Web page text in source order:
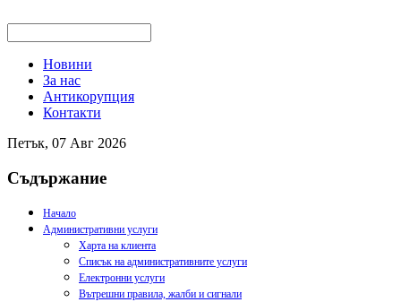
Новини
За нас
Антикорупция
Контакти
Петък, 07 Авг 2026
Съдържание
Начало
Административни услуги
Харта на клиента
Списък на административните услуги
Електронни услуги
Вътрешни правила, жалби и сигнали